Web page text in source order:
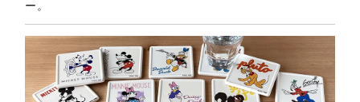
ー。